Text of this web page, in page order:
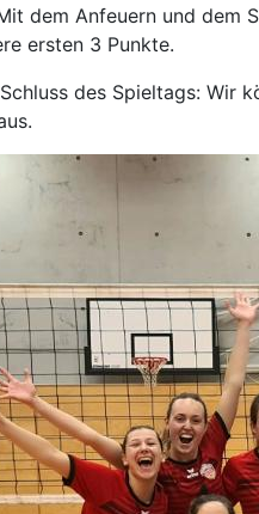
dem Anfeuern und dem
ersten 3 Punkte.
des Spieltags: Wir